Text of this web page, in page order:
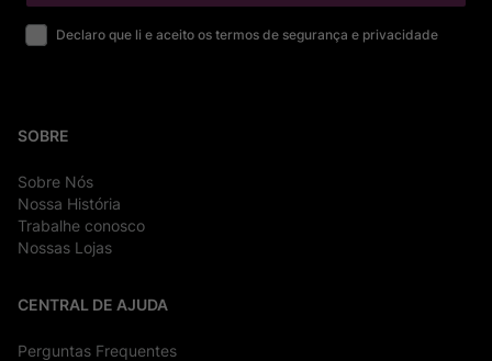
Declaro que li e aceito os termos de segurança e privacidade
SOBRE
Sobre Nós
Nossa História
Trabalhe conosco
Nossas Lojas
CENTRAL DE AJUDA
Perguntas Frequentes